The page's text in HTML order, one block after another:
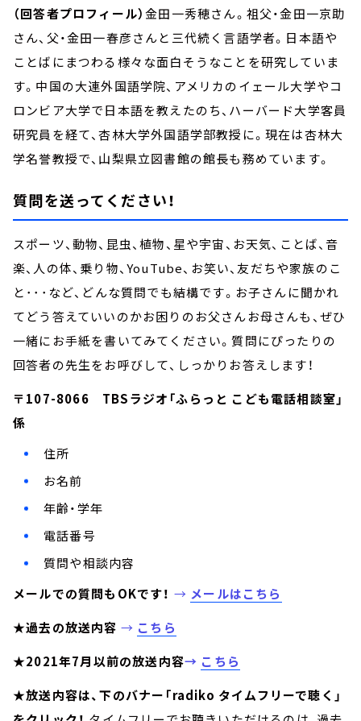
（回答者プロフィール）金田一秀穂さん。祖父・金田一京助
さん、父・金田一春彦さんと三代続く言語学者。日本語や
ことばにまつわる様々な面白そうなことを研究していま
す。中国の大連外国語学院、アメリカのイェール大学やコ
ロンビア大学で日本語を教えたのち、ハーバード大学客員
研究員を経て、杏林大学外国語学部教授に。現在は杏林大
学名誉教授で、山梨県立図書館の館長も務めています。
質問を送ってください！
スポーツ、動物、昆虫、植物、星や宇宙、お天気、ことば、音
楽、人の体、乗り物、YouTube、お笑い、友だちや家族のこ
と･･･など、どんな質問でも結構です。お子さんに聞かれ
てどう答えていいのかお困りのお父さんお母さんも、ぜひ
一緒にお手紙を書いてみてください。質問にぴったりの
回答者の先生をお呼びして、しっかりお答えします！
〒107-8066 TBSラジオ「ふらっと こども電話相談室」
係
住所
お名前
年齢・学年
電話番号
質問や相談内容
メールでの質問もOKです！ → メールはこちら
★過去の放送内容 → こちら
★2021年7月以前の放送内容→ こちら
★放送内容は、下のバナー「radiko タイムフリーで聴く」